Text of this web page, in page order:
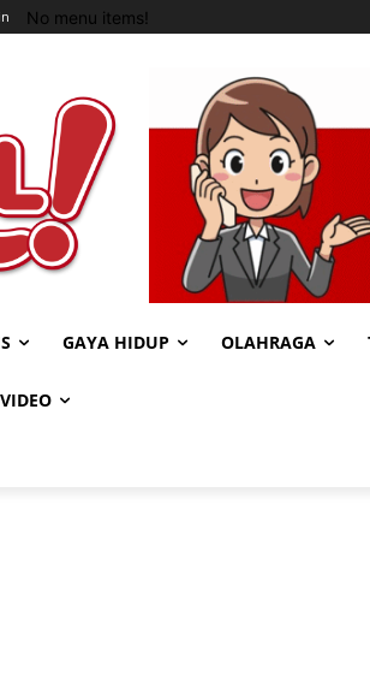
No menu items!
GAYA HIDUP OLAHRAGA
VIDEO